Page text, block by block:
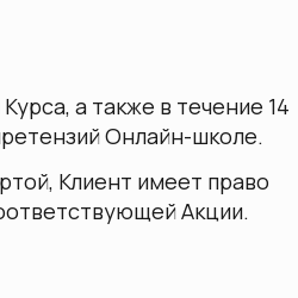
а также в течение 14
Онлайн-школе.
Клиент имеет право
Акции.